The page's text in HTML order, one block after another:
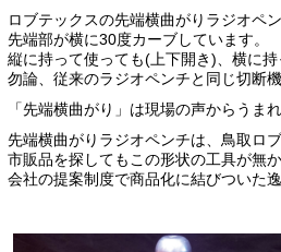
ロブテックスの先端横曲がりラジオペン
先端部が横に30度カーブしています。
縦に持って使っても(上下開き)、横に
勿論、従来のラジオペンチと同じ切断
「先端横曲がり」は現場の声からうまれ
先端横曲がりラジオペンチは、鳥取ロ
市販品を探してもこの形状の工具が無
会社の提案制度で商品化に結びついた逸